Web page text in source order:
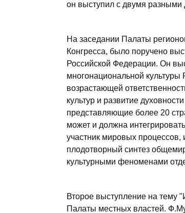
он выступил с двумя разными
На заседании Палаты
Конгресса, было поручено
Российской Федерации. Он
многонациональной культуры
возрастающей
культур и развитие
представляющие более 20
может и должна
участник мировых процессов,
плодотворный синтез
культурными феноменами
Второе выступление на тему
Палаты местных властей.